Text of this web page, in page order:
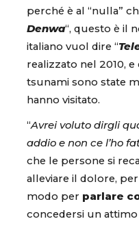
perché è al “nulla”
Denwa“, questo è il
italiano vuol dire “
realizzato nel 2010,
tsunami sono state
hanno visitato.
“Avrei voluto dirgli
addio e non ce l’ho
che le persone si
alleviare il dolore,
modo per parlare
concedersi un attimo